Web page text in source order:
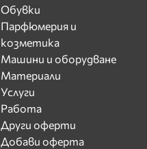
Обувки
Парфюмерия и
козметика
Машини и оборудване
Материали
Услуги
Работа
Други оферти
Добави оферта